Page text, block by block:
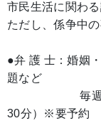
市民生活に関わ
ただし、係争中
●弁 護 士：婚姻
題など
毎週火曜日
30分）※要予約